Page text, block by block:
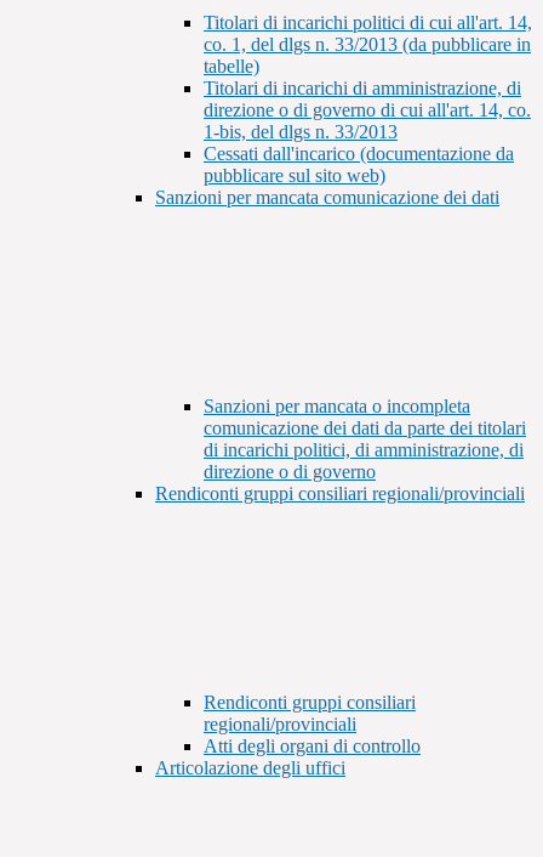
Titolari di incarichi politici di cui all'art. 14,
co. 1, del dlgs n. 33/2013 (da pubblicare in
tabelle)
Titolari di incarichi di amministrazione, di
direzione o di governo di cui all'art. 14, co.
1-bis, del dlgs n. 33/2013
Cessati dall'incarico (documentazione da
pubblicare sul sito web)
Sanzioni per mancata comunicazione dei dati
Sanzioni per mancata o incompleta
comunicazione dei dati da parte dei titolari
di incarichi politici, di amministrazione, di
direzione o di governo
Rendiconti gruppi consiliari regionali/provinciali
Rendiconti gruppi consiliari
regionali/provinciali
Atti degli organi di controllo
Articolazione degli uffici